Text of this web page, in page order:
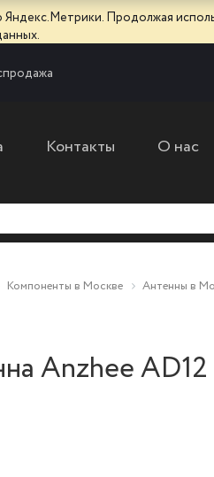
Продолжая
Контакты О нас
Компоненты в Москве
Антенны в
Anzhee AD12